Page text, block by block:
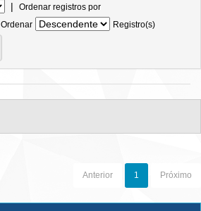
| Ordenar registros por
Ordenar
Registro(s)
Anterior 1 Próximo